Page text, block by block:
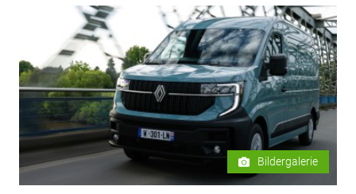
Bildergalerie